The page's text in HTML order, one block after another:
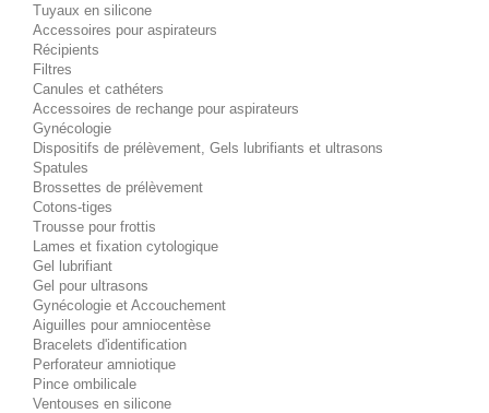
Tuyaux en silicone
Accessoires pour aspirateurs
Récipients
Filtres
Canules et cathéters
Accessoires de rechange pour aspirateurs
Gynécologie
Dispositifs de prélèvement, Gels lubrifiants et ultrasons
Spatules
Brossettes de prélèvement
Cotons-tiges
Trousse pour frottis
Lames et fixation cytologique
Gel lubrifiant
Gel pour ultrasons
Gynécologie et Accouchement
Aiguilles pour amniocentèse
Bracelets d'identification
Perforateur amniotique
Pince ombilicale
Ventouses en silicone